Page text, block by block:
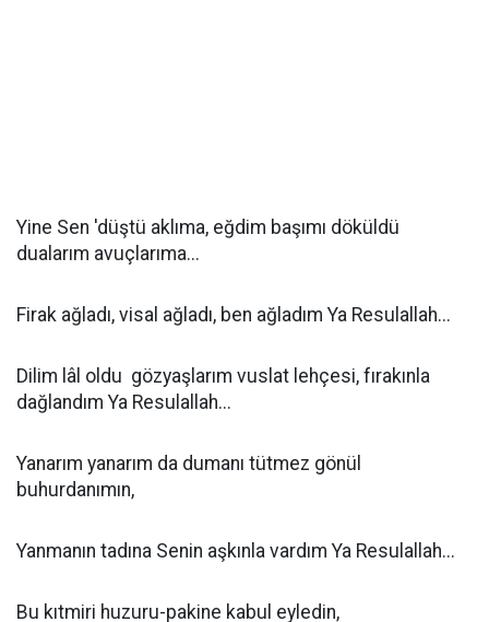
Yine Sen 'düştü aklıma, eğdim başımı döküldü
dualarım avuçlarıma...
Firak ağladı, visal ağladı, ben ağladım Ya Resulallah...
Dilim lâl oldu gözyaşlarım vuslat lehçesi, fırakınla
dağlandım Ya Resulallah...
Yanarım yanarım da dumanı tütmez gönül
buhurdanımın,
Yanmanın tadına Senin aşkınla vardım Ya Resulallah...
Bu kıtmiri huzuru-pakine kabul eyledin,